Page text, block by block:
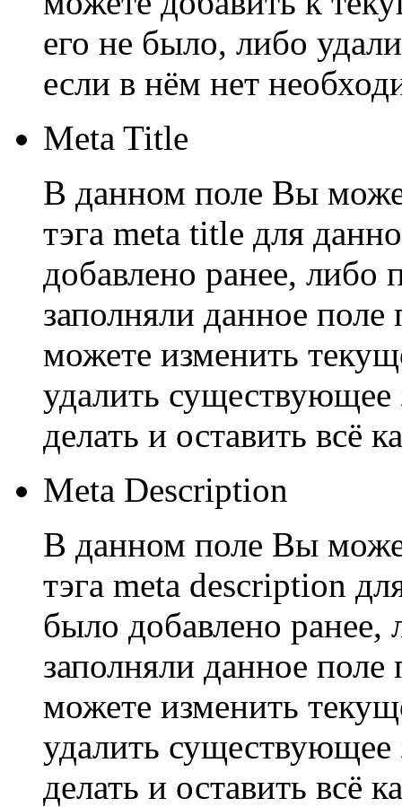
его не было, либо
если в нём нет
Meta Title
В данном поле Вы
тэга meta title для
добавлено ранее, либо
заполняли данное
можете изменить
удалить существующее
делать и оставить всё
Meta Description
В данном поле Вы
тэга meta description
было добавлено ранее,
заполняли данное
можете изменить
удалить существующее
делать и оставить всё